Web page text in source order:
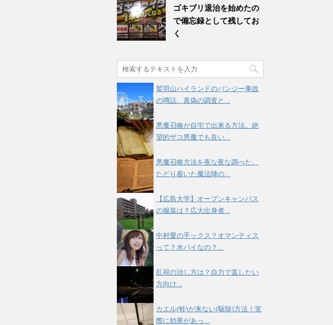
ゴキブリ退治を始めたの
で備忘録として残してお
く
鷲羽山ハイランドのバンジー事故
の噂話。真偽の調査と...
悪魔召喚が自宅で出来る方法。絶
望的ザコ悪魔でも良い...
悪魔召喚方法を夜な夜な調べた。
たどり着いた魔法陣の...
【広島大学】オープンキャンパス
の服装は？広大出身者...
中村愛の手ックス？オマンティス
って？水パイなの？...
乱視の治し方は？自力で直したい
方向け...
カエル(蛙)が来ない(駆除)方法！実
際に効果があっ...